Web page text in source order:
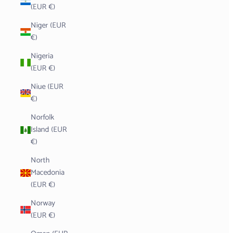
(EUR €)
Niger (EUR
€)
Nigeria
(EUR €)
Niue (EUR
€)
Norfolk
Island (EUR
€)
North
Macedonia
(EUR €)
Norway
(EUR €)